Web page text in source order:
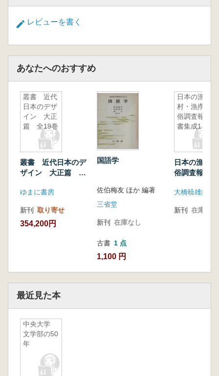
レビューを書く
あなたへのおすすめ
叢書 近代
日本のデザ
イン 大正
篇 全19巻
叢書 近代日本のデ
ザイン 大正篇 全
ゆまに書房
新刊 取り寄せ
354,200円
国語学
佐伯梅友 ほか 編著
三省堂
新刊 在庫なし
古書 1 点
1,100 円
日本の漁
村・漁撈習
俗調査報告
書集成1
日本の漁村
俗調査報告
新刊 在庫なし
最近見た本
中央大学
文学部の50
年